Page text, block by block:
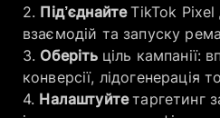
Під’єднайтеTikTok Pixel
взаємодій та запуску
Оберіть ціль кампанії:
конверсії, лідогенерація
Налаштуйтетаргетинг